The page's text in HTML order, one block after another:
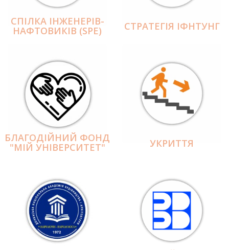
СПІЛКА ІНЖЕНЕРІВ-
НАФТОВИКІВ (SPE) СТРАТЕГІЯ ІФНТУНГ
БЛАГОДІЙНИЙ ФОНД
"МІЙ УНІВЕРСИТЕТ" УКРИТТЯ